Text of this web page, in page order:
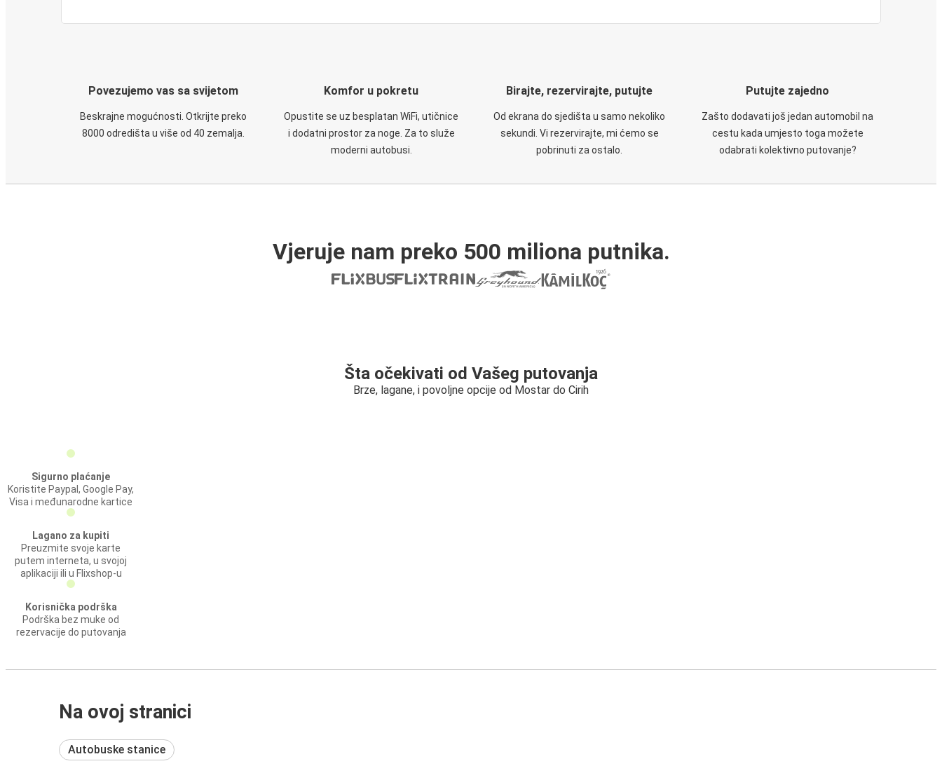
Povezujemo vas sa svijetom
Beskrajne mogućnosti. Otkrijte preko
8000 odredišta u više od 40 zemalja.
Komfor u pokretu
Opustite se uz besplatan WiFi, utičnice
i dodatni prostor za noge. Za to služe
moderni autobusi.
Birajte, rezervirajte, putujte
Od ekrana do sjedišta u samo nekoliko
sekundi. Vi rezervirajte, mi ćemo se
pobrinuti za ostalo.
Putujte zajedno
Zašto dodavati još jedan automobil na
cestu kada umjesto toga možete
odabrati kolektivno putovanje?
Vjeruje nam preko 500 miliona putnika.
Šta očekivati od Vašeg putovanja
Brze, lagane, i povoljne opcije od Mostar do Cirih
Sigurno plaćanje
Koristite Paypal, Google Pay,
Visa i međunarodne kartice
Lagano za kupiti
Preuzmite svoje karte
putem interneta, u svojoj
aplikaciji ili u Flixshop-u
Korisnička podrška
Podrška bez muke od
rezervacije do putovanja
Na ovoj stranici
Autobuske stanice